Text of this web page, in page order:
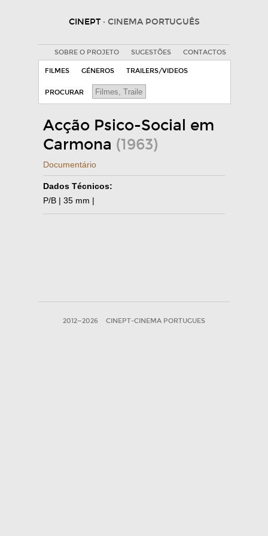
CINEPT · CINEMA PORTUGUÊS
SOBRE O PROJETO SUGESTÕES CONTACTOS
FILMES GÉNEROS TRAILERS/VIDEOS
PROCURAR
Acção Psico-Social em
Carmona (1963)
Documentário
Dados Técnicos:
P/B | 35 mm |
2012—2026 CINEPT-CINEMA PORTUGUES